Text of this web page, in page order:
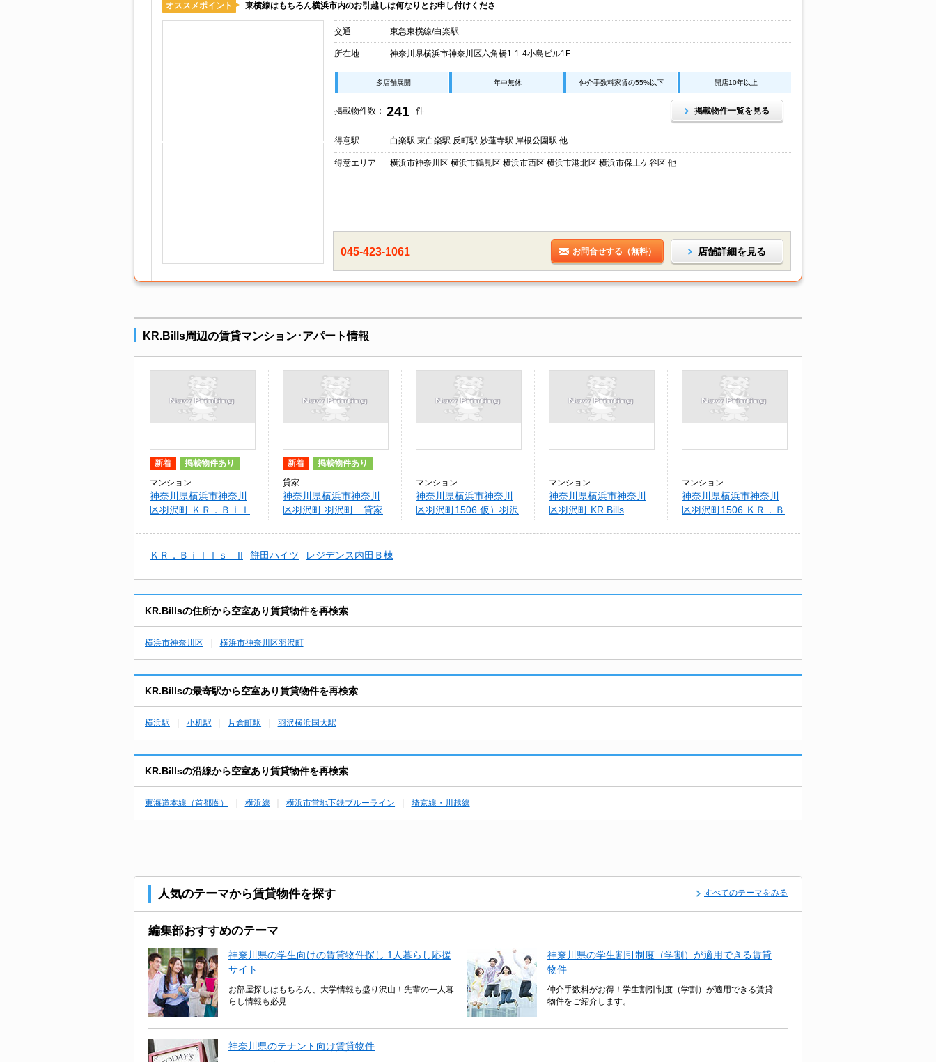
オススメポイント 東横線はもちろん横浜市内のお引越しは何なりとお申し付けくださ
交通 東急東横線/白楽駅
所在地 神奈川県横浜市神奈川区六角橋1-1-4小島ビル1F
多店舗展開 年中無休 仲介手数料家賃の55%以下 開店10年以上
掲載物件数： 241 件 掲載物件一覧を見る
得意駅 白楽駅 東白楽駅 反町駅 妙蓮寺駅 岸根公園駅 他
得意エリア 横浜市神奈川区 横浜市鶴見区 横浜市西区 横浜市港北区 横浜市保土ケ谷区 他
045-423-1061 お問合せする（無料） 店舗詳細を見る
KR.Bills周辺の賃貸マンション･アパート情報
新着 掲載物件あり
マンション
神奈川県横浜市神奈川
区羽沢町 ＫＲ．Ｂｉｌ
新着 掲載物件あり
貸家
神奈川県横浜市神奈川
区羽沢町 羽沢町 貸家
マンション
神奈川県横浜市神奈川
区羽沢町1506 仮）羽沢
マンション
神奈川県横浜市神奈川
区羽沢町 KR.Bills
マンション
神奈川県横浜市神奈川
区羽沢町1506 ＫＲ．Ｂ
ル~
ＫＲ．Ｂｉｌｌｓ II
餅田ハイツ レジデンス内田Ｂ棟
KR.Billsの住所から空室あり賃貸物件を再検索
横浜市神奈川区 横浜市神奈川区羽沢町
KR.Billsの最寄駅から空室あり賃貸物件を再検索
横浜駅 小机駅 片倉町駅 羽沢横浜国大駅
KR.Billsの沿線から空室あり賃貸物件を再検索
東海道本線（首都圏） 横浜線 横浜市営地下鉄ブルーライン 埼京線・川越線
人気のテーマから賃貸物件を探す すべてのテーマをみる
編集部おすすめのテーマ
神奈川県の学生向けの賃貸物件探し 1人暮らし応援
サイト
お部屋探しはもちろん、大学情報も盛り沢山！先輩の一人暮
らし情報も必見
神奈川県の学生割引制度（学割）が適用できる賃貸
物件
仲介手数料がお得！学生割引制度（学割）が適用できる賃貸
物件をご紹介します。
神奈川県のテナント向け賃貸物件